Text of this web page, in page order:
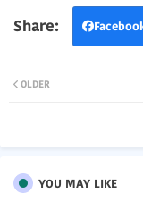
OLDER
YOU MAY LIKE